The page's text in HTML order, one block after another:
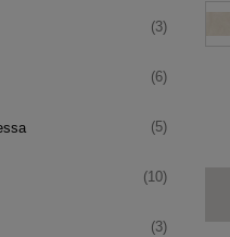
(3)
(6)
(5)
(10)
(3)